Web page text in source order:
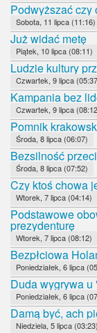
Podwyższać czy
Sobota, 11 lipca (11:16)
Już widać metę
Piątek, 10 lipca (08:11)
Ludzie kultury
Czwartek, 9 lipca
Kampania bez
Czwartek, 9 lipca
Pomnik
Środa, 8 lipca (06:07)
Bezsilność
Środa, 8 lipca (07:52)
Czy ktoś chowa
Wtorek, 7 lipca (04:14)
Podstawowe
prezydenturę
Wtorek, 7 lipca (08:12)
Bezpłciowa
Poniedziałek, 6 lipca
Duda wygrywa u
Poniedziałek, 6 lipca
Damą być, ach
Niedziela, 5 lipca (03:23)